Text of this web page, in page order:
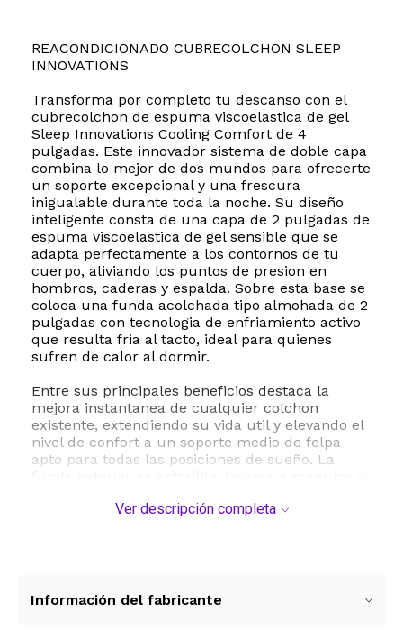
REACONDICIONADO CUBRECOLCHON SLEEP
INNOVATIONS
Transforma por completo tu descanso con el
cubrecolchon de espuma viscoelastica de gel
Sleep Innovations Cooling Comfort de 4
pulgadas. Este innovador sistema de doble capa
combina lo mejor de dos mundos para ofrecerte
un soporte excepcional y una frescura
inigualable durante toda la noche. Su diseño
inteligente consta de una capa de 2 pulgadas de
espuma viscoelastica de gel sensible que se
adapta perfectamente a los contornos de tu
cuerpo, aliviando los puntos de presion en
hombros, caderas y espalda. Sobre esta base se
coloca una funda acolchada tipo almohada de 2
pulgadas con tecnologia de enfriamiento activo
que resulta fria al tacto, ideal para quienes
sufren de calor al dormir.
Entre sus principales beneficios destaca la
mejora instantanea de cualquier colchon
existente, extendiendo su vida util y elevando el
nivel de confort a un soporte medio de felpa
apto para todas las posiciones de sueño. La
firmemente a tu cama como una sabana bajera,
nocivas y fabricado con los mas altos estandares
Ver descripción completa
Información del fabricante